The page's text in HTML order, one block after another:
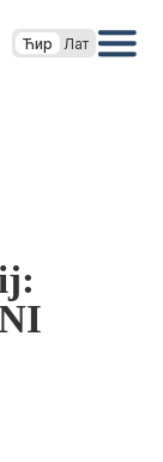
Ћир Лат